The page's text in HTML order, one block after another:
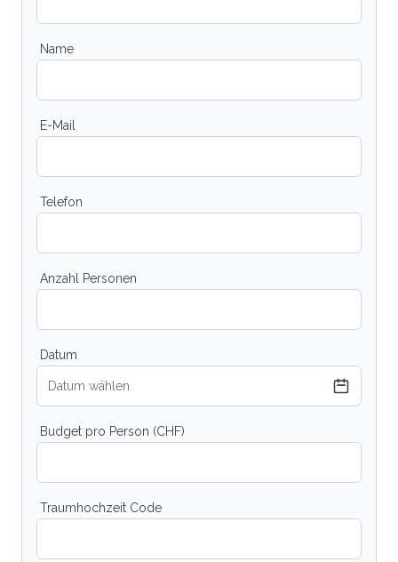
Name
E-Mail
Telefon
Anzahl Personen
Datum
Datum wählen
Budget pro Person (CHF)
Traumhochzeit Code